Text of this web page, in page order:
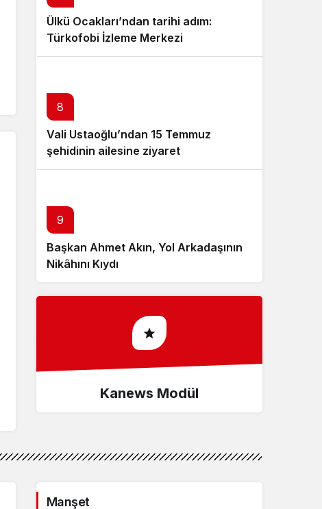
Ülkü Ocakları’ndan tarihi adım:
Türkofobi İzleme Merkezi
8
Vali Ustaoğlu’ndan 15 Temmuz
şehidinin ailesine ziyaret
9
Başkan Ahmet Akın, Yol Arkadaşının
Nikâhını Kıydı
10
Przędza Akryl – Producent 100%
Recyklingu
Kanews Modül
Manşet